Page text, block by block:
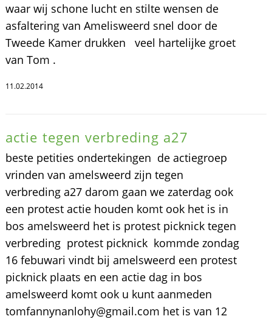
waar wij schone lucht en stilte wensen de
asfaltering van Amelisweerd snel door de
Tweede Kamer drukken veel hartelijke groet
van Tom .
11.02.2014
actie tegen verbreding a27
beste petities ondertekingen de actiegroep
vrinden van amelsweerd zijn tegen
verbreding a27 darom gaan we zaterdag ook
een protest actie houden komt ook het is in
bos amelsweerd het is protest picknick tegen
verbreding protest picknick kommde zondag
16 febuwari vindt bij amelsweerd een protest
picknick plaats en een actie dag in bos
amelsweerd komt ook u kunt aanmeden
tomfannynanlohy@gmail.com het is van 12